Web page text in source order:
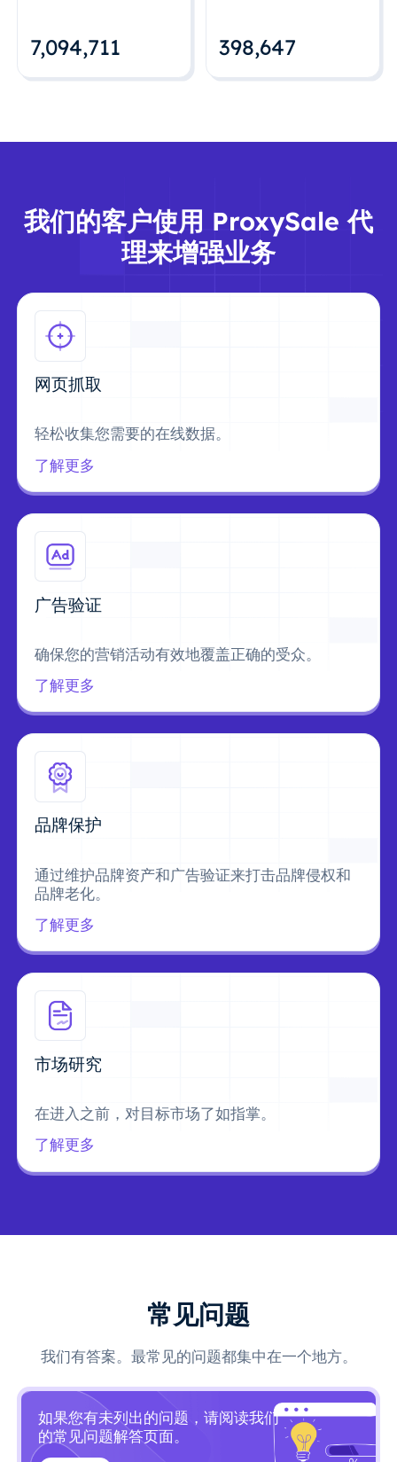
7,094,712 398,648
我们的客户使用 ProxySale 代
理来增强业务
网页抓取
轻松收集您需要的在线数据。
了解更多
广告验证
确保您的营销活动有效地覆盖正确的受众。
了解更多
品牌保护
通过维护品牌资产和广告验证来打击品牌侵权和
品牌老化。
了解更多
市场研究
在进入之前，对目标市场了如指掌。
了解更多
常见问题
我们有答案。最常见的问题都集中在一个地方。
如果您有未列出的问题，请阅读我们
的常见问题解答页面。